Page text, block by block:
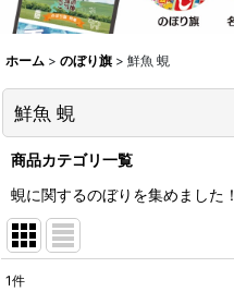
ホーム > のぼり旗 > 鮮魚 蜆
鮮魚 蜆
商品カテゴリ一覧
蜆に関するのぼりを集めました！
1件